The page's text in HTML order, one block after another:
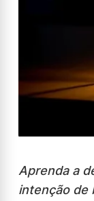
Aprenda a
intenção de